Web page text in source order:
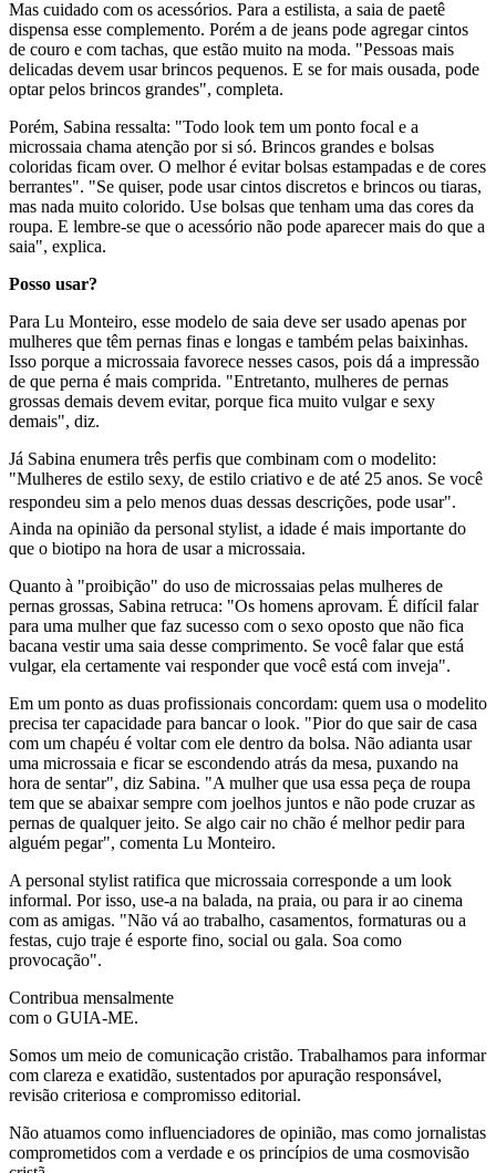
Mas cuidado com os acessórios. Para a estilista, a saia de paetê
dispensa esse complemento. Porém a de jeans pode agregar cintos
de couro e com tachas, que estão muito na moda. "Pessoas mais
delicadas devem usar brincos pequenos. E se for mais ousada, pode
optar pelos brincos grandes", completa.
Porém, Sabina ressalta: "Todo look tem um ponto focal e a
microssaia chama atenção por si só. Brincos grandes e bolsas
coloridas ficam over. O melhor é evitar bolsas estampadas e de cores
berrantes". "Se quiser, pode usar cintos discretos e brincos ou tiaras,
mas nada muito colorido. Use bolsas que tenham uma das cores da
roupa. E lembre-se que o acessório não pode aparecer mais do que a
saia", explica.
Posso usar?
Para Lu Monteiro, esse modelo de saia deve ser usado apenas por
mulheres que têm pernas finas e longas e também pelas baixinhas.
Isso porque a microssaia favorece nesses casos, pois dá a impressão
de que perna é mais comprida. "Entretanto, mulheres de pernas
grossas demais devem evitar, porque fica muito vulgar e sexy
demais", diz.
Já Sabina enumera três perfis que combinam com o modelito:
"Mulheres de estilo sexy, de estilo criativo e de até 25 anos. Se você
respondeu sim a pelo menos duas dessas descrições, pode usar".
Ainda na opinião da personal stylist, a idade é mais importante do
que o biotipo na hora de usar a microssaia.
Quanto à "proibição" do uso de microssaias pelas mulheres de
pernas grossas, Sabina retruca: "Os homens aprovam. É difícil falar
para uma mulher que faz sucesso com o sexo oposto que não fica
bacana vestir uma saia desse comprimento. Se você falar que está
vulgar, ela certamente vai responder que você está com inveja".
Em um ponto as duas profissionais concordam: quem usa o modelito
precisa ter capacidade para bancar o look. "Pior do que sair de casa
com um chapéu é voltar com ele dentro da bolsa. Não adianta usar
uma microssaia e ficar se escondendo atrás da mesa, puxando na
hora de sentar", diz Sabina. "A mulher que usa essa peça de roupa
tem que se abaixar sempre com joelhos juntos e não pode cruzar as
pernas de qualquer jeito. Se algo cair no chão é melhor pedir para
alguém pegar", comenta Lu Monteiro.
A personal stylist ratifica que microssaia corresponde a um look
informal. Por isso, use-a na balada, na praia, ou para ir ao cinema
com as amigas. "Não vá ao trabalho, casamentos, formaturas ou a
festas, cujo traje é esporte fino, social ou gala. Soa como
provocação".
Contribua mensalmente
com o GUIA-ME.
Somos um meio de comunicação cristão. Trabalhamos para informar
com clareza e exatidão, sustentados por apuração responsável,
revisão criteriosa e compromisso editorial.
Não atuamos como influenciadores de opinião, mas como jornalistas
comprometidos com a verdade e os princípios de uma cosmovisão